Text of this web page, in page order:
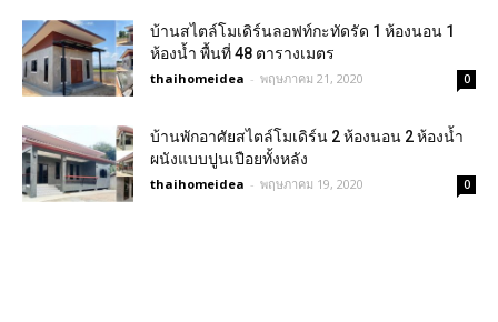
บ้านสไตล์โมเดิร์นลอฟท์กะทัดรัด 1 ห้องนอน 1
ห้องน้ำ พื้นที่ 48 ตารางเมตร
thaihomeidea - พฤษภาคม 21, 2020 0
บ้านพักอาศัยสไตล์โมเดิร์น 2 ห้องนอน 2 ห้องน้ำ
ผนังแบบปูนเปือยทั้งหลัง
thaihomeidea - พฤษภาคม 19, 2020 0